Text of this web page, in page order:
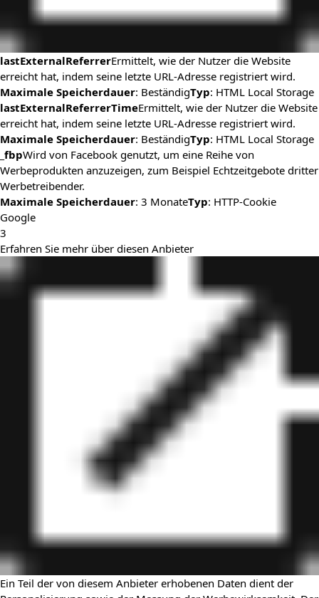
lastExternalReferrerErmittelt, wie der Nutzer die Website
erreicht hat, indem seine letzte URL-Adresse registriert wird.
Maximale Speicherdauer: BeständigTyp: HTML Local Storage
lastExternalReferrerTimeErmittelt, wie der Nutzer die Website
erreicht hat, indem seine letzte URL-Adresse registriert wird.
Maximale Speicherdauer: BeständigTyp: HTML Local Storage
_fbpWird von Facebook genutzt, um eine Reihe von
Werbeprodukten anzuzeigen, zum Beispiel Echtzeitgebote dritter
Werbetreibender.
Maximale Speicherdauer: 3 MonateTyp: HTTP-Cookie
Google
3
Erfahren Sie mehr über diesen Anbieter
Ein Teil der von diesem Anbieter erhobenen Daten dient der